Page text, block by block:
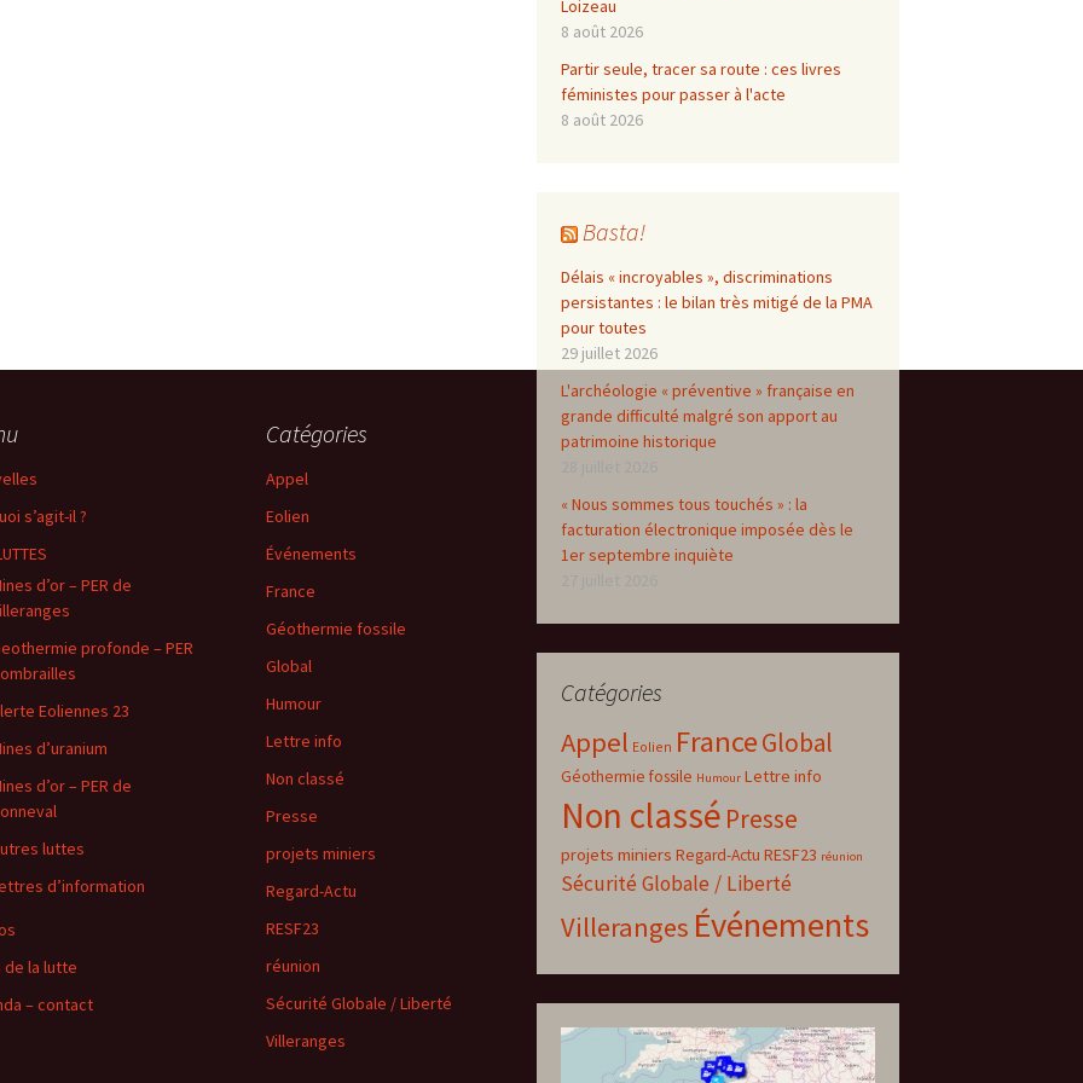
Loizeau
8 août 2026
Partir seule, tracer sa route : ces livres
féministes pour passer à l'acte
8 août 2026
Basta!
Délais « incroyables », discriminations
persistantes : le bilan très mitigé de la PMA
pour toutes
29 juillet 2026
L'archéologie « préventive » française en
grande difficulté malgré son apport au
patrimoine historique
« Nous sommes tous touchés » : la
facturation électronique imposée dès le
1er septembre inquiète
Catégories
Appel Eolien FranceGlobal
Géothermie fossile Humour Lettre info
Non classé Presse
projets miniers Regard-Actu RESF23 réunion
Sécurité Globale / Liberté
Villeranges Événements
s’agit-il ?
d’or – PER de
profonde – PER
Eoliennes 23
d’uranium
d’or – PER de
luttes
d’information
de la lutte
– contact
Catégories
Appel
Eolien
Événements
France
Géothermie fossile
Global
Humour
Lettre info
Non classé
Presse
projets miniers
Regard-Actu
RESF23
réunion
Sécurité Globale / Liberté
Villeranges